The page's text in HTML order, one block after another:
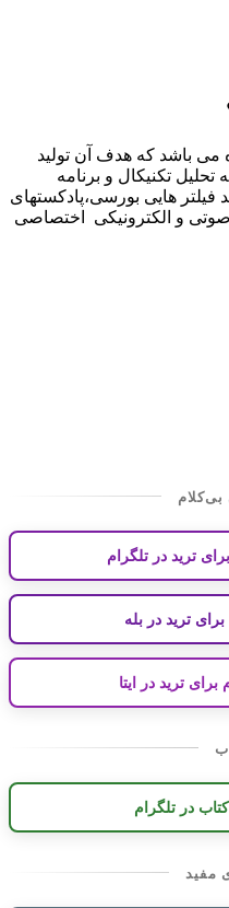
باشد که هدف آن تولید
تکنیکال و برنامه
فیلتر هایی بورسی،پادکستهای
صوتی و الکترونیکی اختصاصی
ترید در تلگرام
ترید در بله
ترید در ایتا
کتاب در تلگرام
مفید